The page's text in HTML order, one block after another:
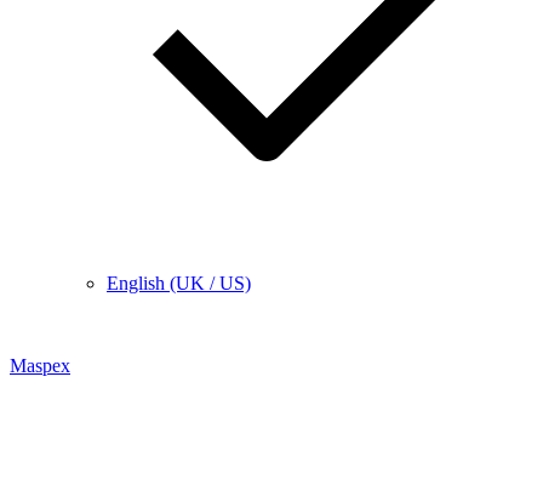
English (UK / US)
Maspex